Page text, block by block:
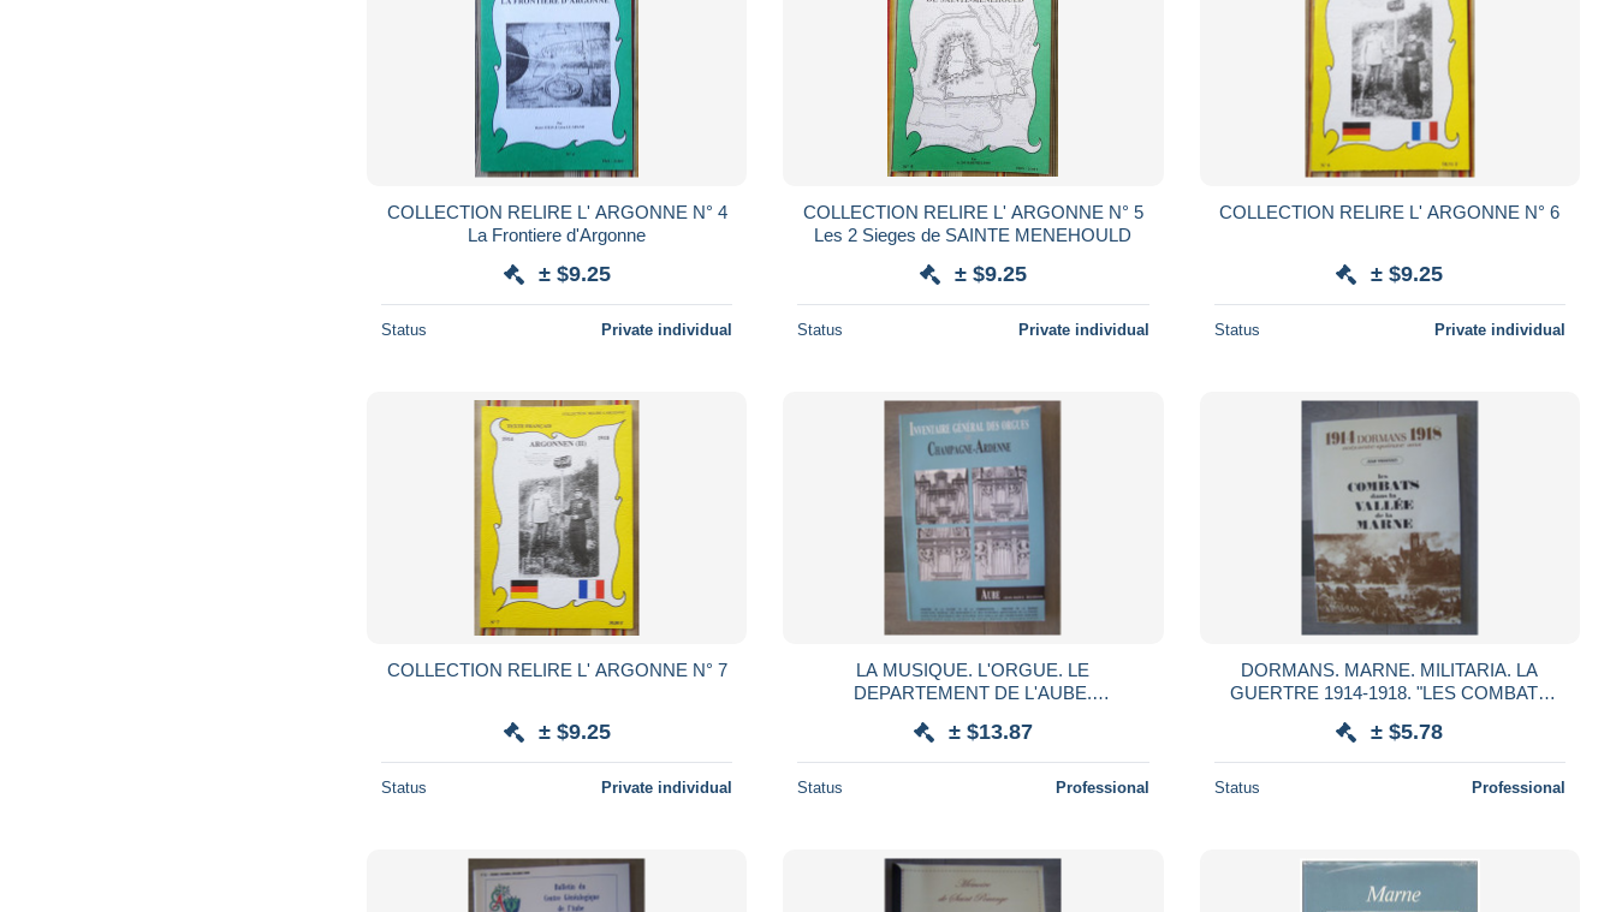
COLLECTION RELIRE L' ARGONNE N° 4
La Frontiere d'Argonne
± $9.25
Status Private individual
COLLECTION RELIRE L' ARGONNE N° 5
Les 2 Sieges de SAINTE MENEHOULD
± $9.25
Status Private individual
COLLECTION RELIRE L' ARGONNE N° 6
± $9.25
Status Private individual
COLLECTION RELIRE L' ARGONNE N° 7
± $9.25
Status Private individual
LA MUSIQUE. L'ORGUE. LE
DEPARTEMENT DE L'AUBE.
± $13.87
Status Professional
DORMANS. MARNE. MILITARIA. LA
GUERTRE 1914-1918. "LES COMBATS
± $5.78
Status Professional